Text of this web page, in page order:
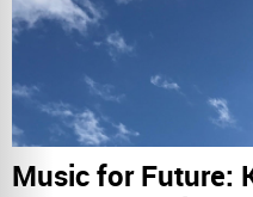
Music for Future: